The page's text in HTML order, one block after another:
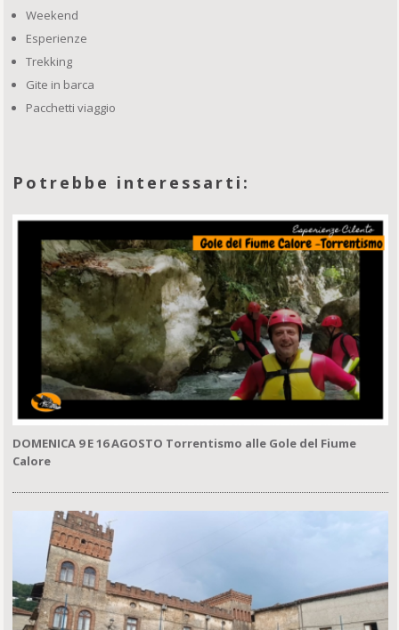
Weekend
Esperienze
Trekking
Gite in barca
Pacchetti viaggio
Potrebbe interessarti:
DOMENICA 9 E 16 AGOSTO Torrentismo alle Gole del Fiume
Calore